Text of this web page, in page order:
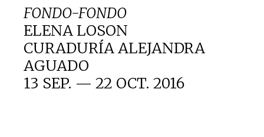
FONDO-FONDO
ELENA LOSON
CURADURÍA ALEJANDRA
AGUADO
13 SEP. — 22 OCT. 2016